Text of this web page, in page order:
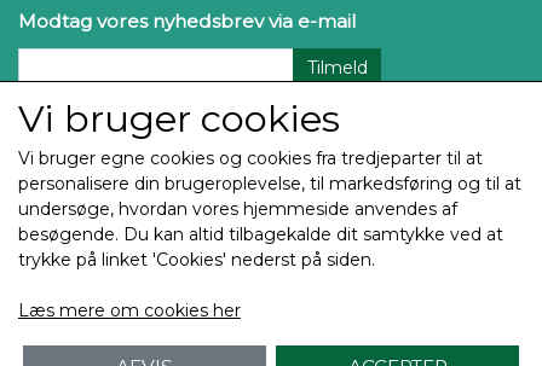
Modtag vores nyhedsbrev via e-mail
Tilmeld
Copyright Thehøj Guldtryk & Rosetter ApS 2025
Alle billeder og tekst på denne side er underlagt
Copyright og enhver brug eller kopiering uden
Vi bruger cookies
Vi bruger egne cookies og cookies fra tredjeparter til at
personalisere din brugeroplevelse, til markedsføring og til at
undersøge, hvordan vores hjemmeside anvendes af
besøgende. Du kan altid tilbagekalde dit samtykke ved at
trykke på linket 'Cookies' nederst på siden.
Læs mere om cookies her